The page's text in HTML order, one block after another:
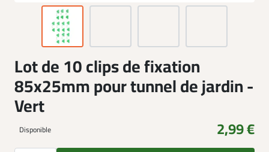
Lot de 10 clips de fixation
85x25mm pour tunnel de jardin -
Vert
Disponible 2,99 €